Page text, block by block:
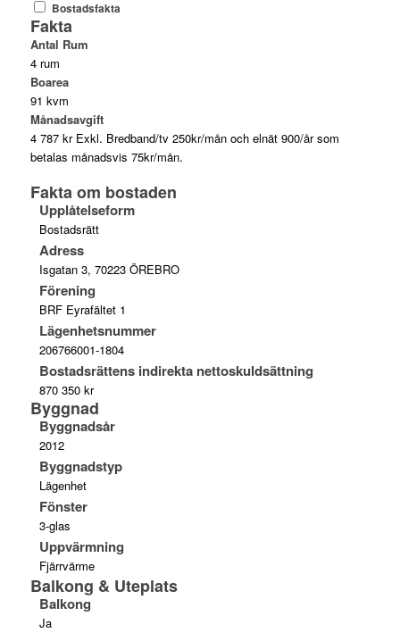
Bostadsfakta
Fakta
Antal Rum
4 rum
Boarea
91 kvm
Månadsavgift
4 787 kr Exkl. Bredband/tv 250kr/mån och elnät 900/år som
betalas månadsvis 75kr/mån.
Fakta om bostaden
Upplåtelseform
Bostadsrätt
Adress
Isgatan 3, 70223 ÖREBRO
Förening
BRF Eyrafältet 1
Lägenhetsnummer
206766001-1804
Bostadsrättens indirekta nettoskuldsättning
870 350 kr
Byggnad
Byggnadsår
2012
Byggnadstyp
Lägenhet
Fönster
3-glas
Uppvärmning
Fjärrvärme
Balkong & Uteplats
Balkong
Ja